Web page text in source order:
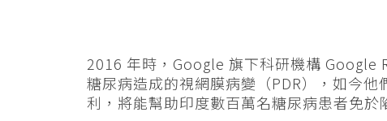
2016 年時，Google 旗下科研機構 Google
糖尿病造成的視網膜病變（PDR），如今
利，將能幫助印度數百萬名糖尿病患者免於